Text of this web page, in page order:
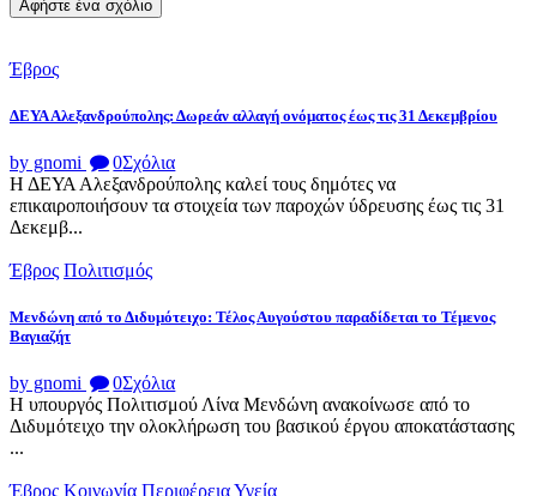
Έβρος
ΔΕΥΑ Αλεξανδρούπολης: Δωρεάν αλλαγή ονόματος έως τις 31 Δεκεμβρίου
by gnomi 0Σχόλια
Η ΔΕΥΑ Αλεξανδρούπολης καλεί τους δημότες να
επικαιροποιήσουν τα στοιχεία των παροχών ύδρευσης έως τις 31
Δεκεμβ...
Έβρος Πολιτισμός
Μενδώνη από το Διδυμότειχο: Τέλος Αυγούστου παραδίδεται το Τέμενος
Βαγιαζήτ
by gnomi 0Σχόλια
Η υπουργός Πολιτισμού Λίνα Μενδώνη ανακοίνωσε από το
Διδυμότειχο την ολοκλήρωση του βασικού έργου αποκατάστασης
...
Έβρος Κοινωνία ΠεριφέρειαΥγεία